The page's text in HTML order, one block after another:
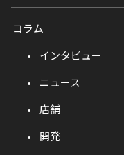
コラム
インタビュー
ニュース
店舗
開発